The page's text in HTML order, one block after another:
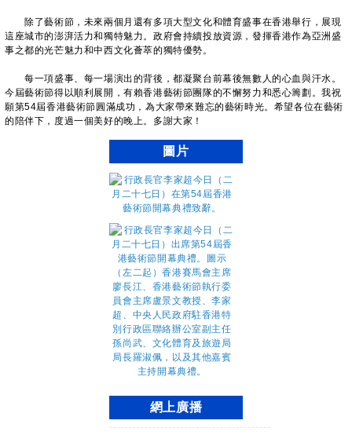
除了藝術節，未來兩個月還有多項大型文化和體育盛事在香港舉行，展現
這座城市的澎湃活力和獨特魅力。政府會持續投放資源，發揮香港作為亞洲盛
事之都的光芒魅力和中西文化薈萃的獨特優勢。
每一項盛事、每一場演出的背後，都凝聚台前幕後無數人的心血與汗水。
今屆藝術節得以順利展開，有賴香港藝術節團隊的不懈努力和悉心籌劃。我祝
願第54屆香港藝術節圓滿成功，為大家帶來難忘的藝術時光。希望各位在藝術
的陪伴下，度過一個美好的晚上。多謝大家！
圖片
網上廣播